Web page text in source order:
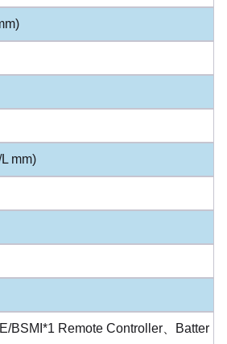
mm)
BSMI*1 Remote Controller、Batter